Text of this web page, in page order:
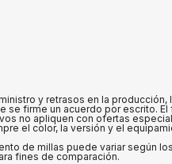
y retrasos en la
firme un acuerdo por escrito. El
no apliquen con ofertas
el color, la versión y el
de millas puede variar según
fines de comparación.